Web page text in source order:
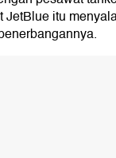
JetBlue itu